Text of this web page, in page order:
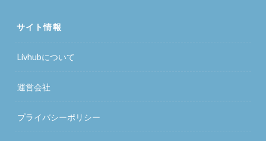
サイト情報
Livhubについて
運営会社
プライバシーポリシー